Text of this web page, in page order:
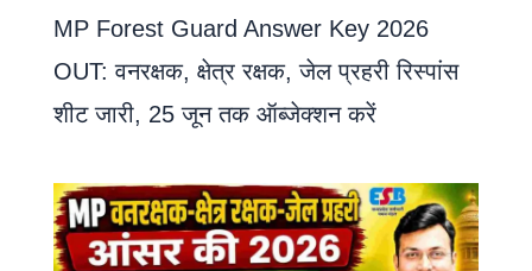
MP Forest Guard Answer Key 2026
OUT: वनरक्षक, क्षेत्र रक्षक, जेल प्रहरी रिस्पांस
शीट जारी, 25 जून तक ऑब्जेक्शन करें